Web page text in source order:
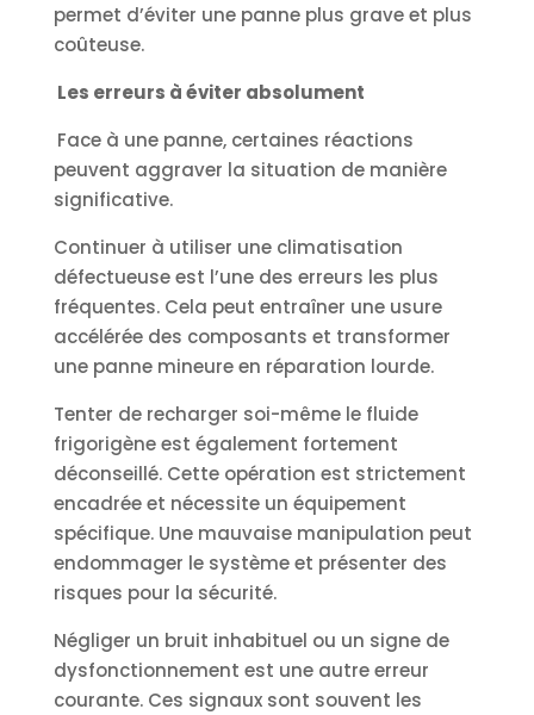
permet d’éviter une panne plus grave et plus
coûteuse.
Les erreurs à éviter absolument
Face à une panne, certaines réactions
peuvent aggraver la situation de manière
significative.
Continuer à utiliser une climatisation
défectueuse est l’une des erreurs les plus
fréquentes. Cela peut entraîner une usure
accélérée des composants et transformer
une panne mineure en réparation lourde.
Tenter de recharger soi-même le fluide
frigorigène est également fortement
déconseillé. Cette opération est strictement
encadrée et nécessite un équipement
spécifique. Une mauvaise manipulation peut
endommager le système et présenter des
risques pour la sécurité.
Négliger un bruit inhabituel ou un signe de
dysfonctionnement est une autre erreur
courante. Ces signaux sont souvent les